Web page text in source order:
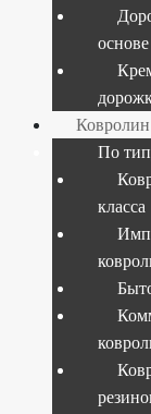
Текущий
79 200
основе
Ковролин
По
класса